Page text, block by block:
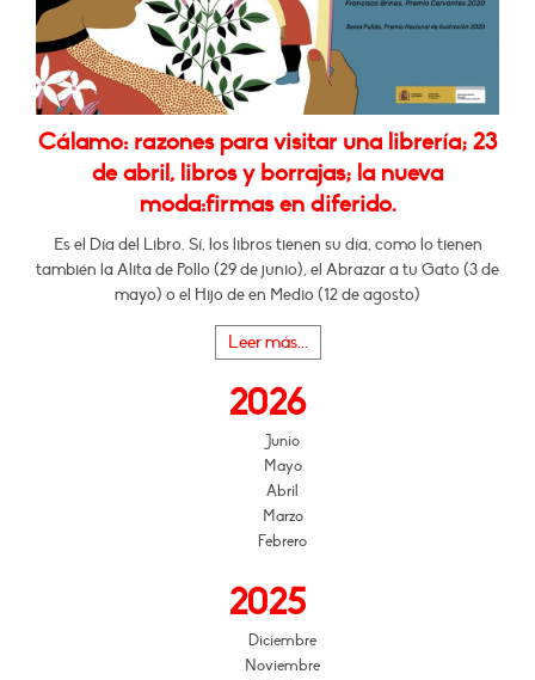
Cálamo: razones para visitar una librería; 23
de abril, libros y borrajas; la nueva
moda:firmas en diferido.
Es el Día del Libro. Sí, los libros tienen su día, como lo tienen
también la Alita de Pollo (29 de junio), el Abrazar a tu Gato (3 de
mayo) o el Hijo de en Medio (12 de agosto)
Leer más...
2026
Junio
Mayo
Abril
Marzo
Febrero
2025
Diciembre
Noviembre